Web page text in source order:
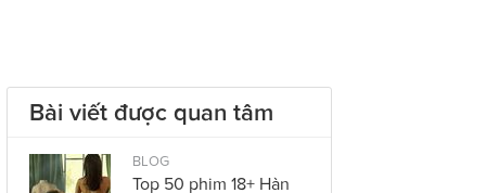
Bài viết được quan tâm
BLOG
Top 50 phim 18+ Hàn